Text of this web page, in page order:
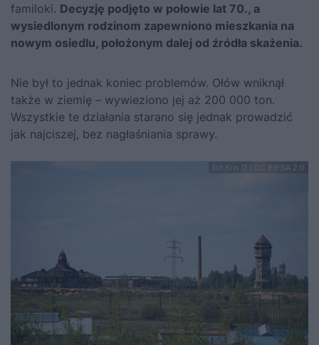
familoki. Decyzję podjęto w połowie lat 70., a
wysiedlonym rodzinom zapewniono mieszkania na
nowym osiedlu, położonym dalej od źródła skażenia.
Nie był to jednak koniec problemów. Ołów wniknął
także w ziemię – wywieziono jej aż 200 000 ton.
Wszystkie te działania starano się jednak prowadzić
jak najciszej, bez nagłaśniania sprawy.
fot.Kris D / CC BY-SA 2.0